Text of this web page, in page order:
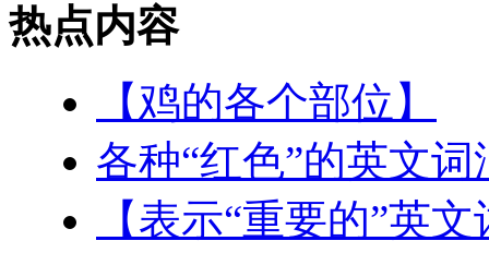
热点内容
【鸡的各个部位】
各种“红色”的英文词
【表示“重要的”英文